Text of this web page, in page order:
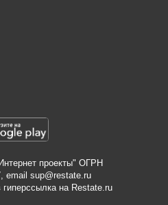
проекты" ОГРН
email sup@restate.ru
на Restate.ru